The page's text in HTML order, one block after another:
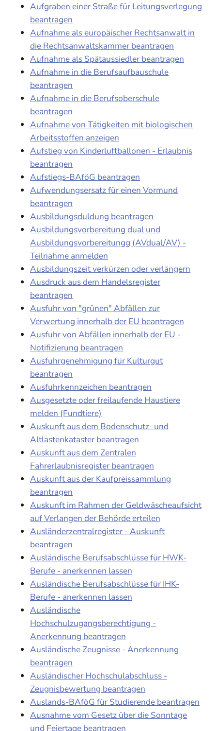
Aufgraben einer Straße für Leitungsverlegung
beantragen
Aufnahme als europäischer Rechtsanwalt in
die Rechtsanwaltskammer beantragen
Aufnahme als Spätaussiedler beantragen
Aufnahme in die Berufsaufbauschule
beantragen
Aufnahme in die Berufsoberschule
beantragen
Aufnahme von Tätigkeiten mit biologischen
Arbeitsstoffen anzeigen
Aufstieg von Kinderluftballonen - Erlaubnis
beantragen
Aufstiegs-BAföG beantragen
Aufwendungsersatz für einen Vormund
beantragen
Ausbildungsduldung beantragen
Ausbildungsvorbereitung dual und
Ausbildungsvorbereitungg (AVdual/AV) -
Teilnahme anmelden
Ausbildungszeit verkürzen oder verlängern
Ausdruck aus dem Handelsregister
beantragen
Ausfuhr von "grünen" Abfällen zur
Verwertung innerhalb der EU beantragen
Ausfuhr von Abfällen innerhalb der EU -
Notifizierung beantragen
Ausfuhrgenehmigung für Kulturgut
beantragen
Ausfuhrkennzeichen beantragen
Ausgesetzte oder freilaufende Haustiere
melden (Fundtiere)
Auskunft aus dem Bodenschutz- und
Altlastenkataster beantragen
Auskunft aus dem Zentralen
Fahrerlaubnisregister beantragen
Auskunft aus der Kaufpreissammlung
beantragen
Auskunft im Rahmen der Geldwäscheaufsicht
auf Verlangen der Behörde erteilen
Ausländerzentralregister - Auskunft
beantragen
Ausländische Berufsabschlüsse für HWK-
Berufe - anerkennen lassen
Ausländische Berufsabschlüsse für IHK-
Berufe - anerkennen lassen
Ausländische
Hochschulzugangsberechtigung -
Anerkennung beantragen
Ausländische Zeugnisse - Anerkennung
beantragen
Ausländischer Hochschulabschluss -
Zeugnisbewertung beantragen
Auslands-BAföG für Studierende beantragen
Ausnahme vom Gesetz über die Sonntage
und Feiertage beantragen